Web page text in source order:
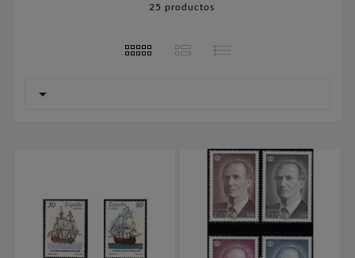
25 productos
